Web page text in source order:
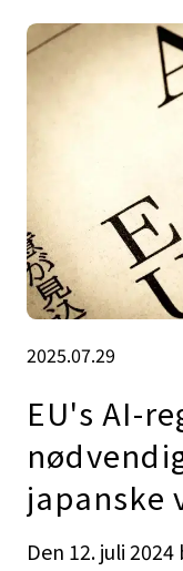
2025.07.29
EU's AI-
japanske
Den 12. juli